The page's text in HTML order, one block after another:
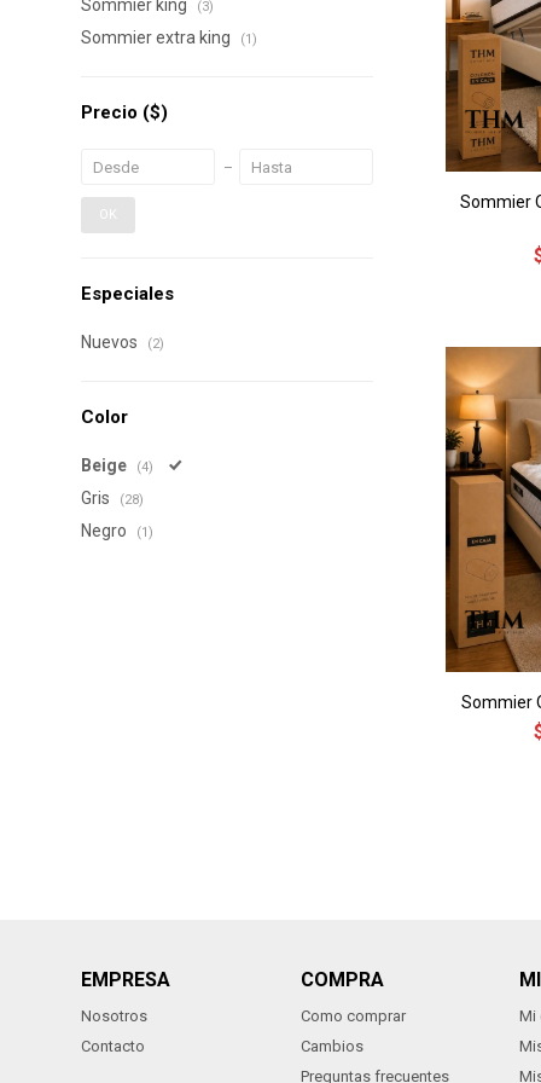
Sommier
Sommier
Sommier king (3)
Sommier extra king (1)
Precio ($)
OK
Especiales
Nuevos (2)
Color
Beige (4)
Gris (28)
Negro (1)
EMPRESA
Nosotros
Contacto
COMPRA
Como comprar
Cambios
Preguntas frecuentes
Mi